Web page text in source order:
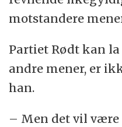
motstandere
Partiet Rødt kan
andre mener, er
han.
– Men det vil være